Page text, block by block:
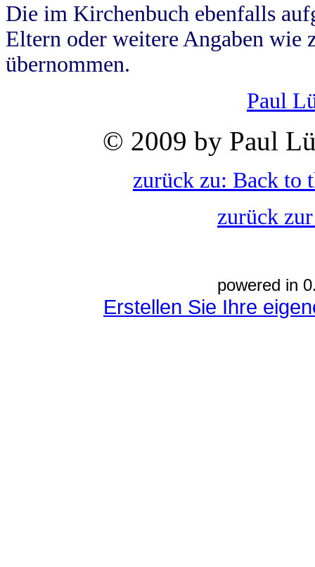
Die im Kirchenbuch ebenfalls
Eltern oder weitere Angaben wie
übernommen.
Paul
© 2009 by Paul
zurück zu: Back to
zurück
powered in
Erstellen Sie Ihre